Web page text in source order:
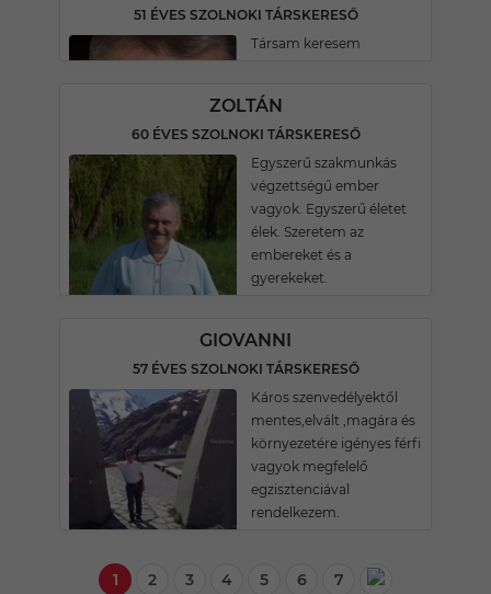
51 ÉVES SZOLNOKI TÁRSKERESŐ
Társam keresem
ZOLTÁN
60 ÉVES SZOLNOKI TÁRSKERESŐ
Egyszerű szakmunkás
végzettségű ember
vagyok. Egyszerű életet
élek. Szeretem az
embereket és a
gyerekeket.
GIOVANNI
57 ÉVES SZOLNOKI TÁRSKERESŐ
Káros szenvedélyektől
mentes,elvált ,magára és
környezetére igényes férfi
vagyok megfelelő
egzisztenciával
rendelkezem.
1 2 3 4 5 6 7